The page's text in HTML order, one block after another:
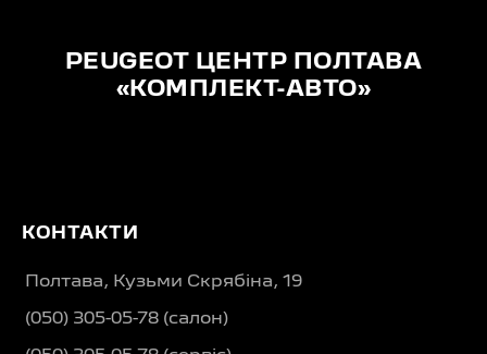
PEUGEOT ЦЕНТР ПОЛТАВА
«КОМПЛЕКТ-АВТО»
КОНТАКТИ
Полтава, Кузьми Скрябіна, 19
(050) 305-05-78 (салон)